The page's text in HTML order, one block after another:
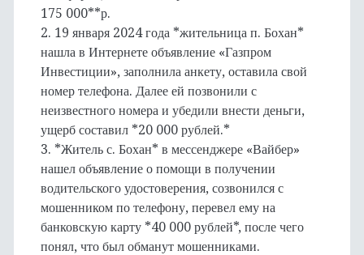
175 000**р.
2. 19 января 2024 года *жительница п. Бохан*
нашла в Интернете объявление «Газпром
Инвестиции», заполнила анкету, оставила свой
номер телефона. Далее ей позвонили с
неизвестного номера и убедили внести деньги,
ущерб составил *20 000 рублей.*
3. *Житель с. Бохан* в мессенджере «Вайбер»
нашел объявление о помощи в получении
водительского удостоверения, созвонился с
мошенником по телефону, перевел ему на
банковскую карту *40 000 рублей*, после чего
понял, что был обманут мошенниками.